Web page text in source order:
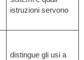
istruzioni servono
distingue gli usi a